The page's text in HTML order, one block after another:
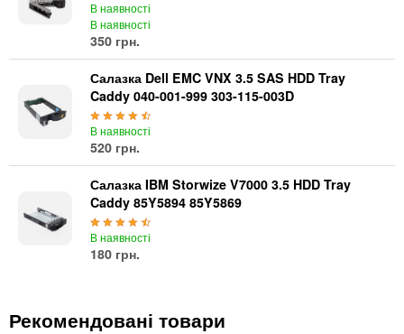
В наявності
В наявності
350 грн.
Салазка Dell EMC VNX 3.5 SAS HDD Tray
Caddy 040-001-999 303-115-003D
В наявності
520 грн.
Салазка IBM Storwize V7000 3.5 HDD Tray
Caddy 85Y5894 85Y5869
В наявності
180 грн.
Рекомендовані товари